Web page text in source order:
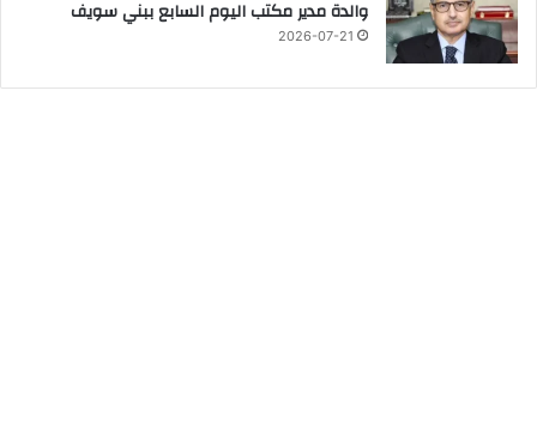
والدة مدير مكتب اليوم السابع ببني سويف
2026-07-21